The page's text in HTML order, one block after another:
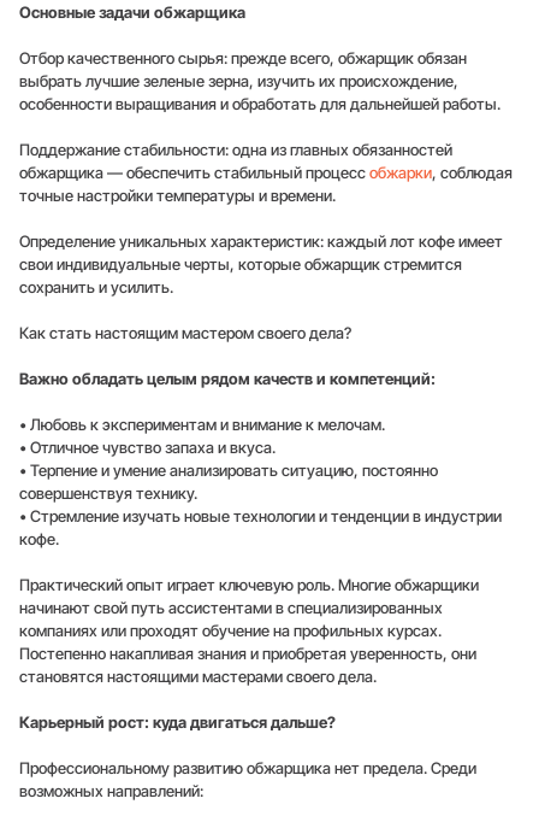
Основные задачи обжарщика
Отбор качественного сырья: прежде всего, обжарщик обязан
выбрать лучшие зеленые зерна, изучить их происхождение,
особенности выращивания и обработать для дальнейшей работы.
Поддержание стабильности: одна из главных обязанностей
обжарщика — обеспечить стабильный процессобжарки, соблюдая
точные настройки температуры и времени.
Определение уникальных характеристик: каждый лот кофе имеет
свои индивидуальные черты, которые обжарщик стремится
сохранить и усилить.
Как стать настоящим мастером своего дела?
Важно обладать целым рядом качеств и компетенций:
• Любовь к экспериментам и внимание к мелочам.
• Отличное чувство запаха и вкуса.
• Терпение и умение анализировать ситуацию, постоянно
совершенствуя технику.
• Стремление изучать новые технологии и тенденции в индустрии
кофе.
Практический опыт играет ключевую роль. Многие обжарщики
начинают свой путь ассистентами в специализированных
компаниях или проходят обучение на профильных курсах.
Постепенно накапливая знания и приобретая уверенность, они
становятся настоящими мастерами своего дела.
Карьерный рост: куда двигаться дальше?
Профессиональному развитию обжарщика нет предела. Среди
возможных направлений: